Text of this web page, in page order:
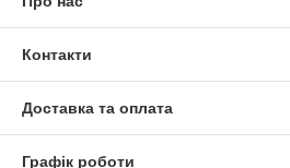
Контакти
Доставка та оплата
Графік роботи